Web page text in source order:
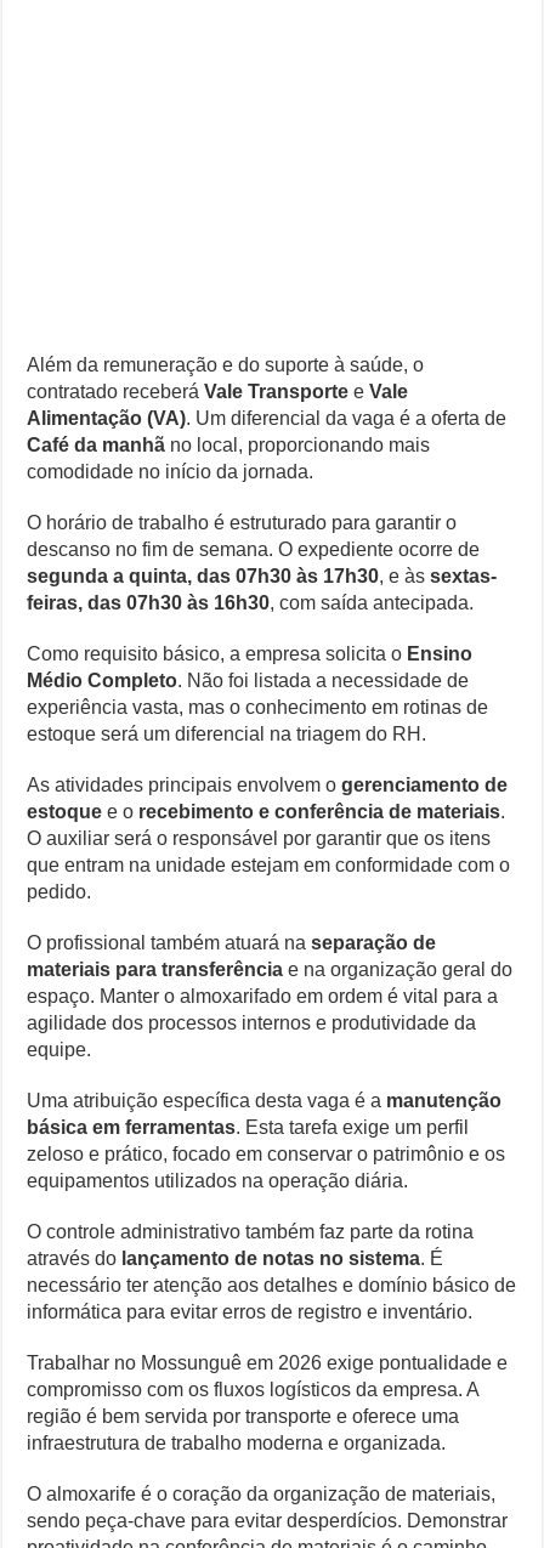
Além da remuneração e do suporte à saúde, o
contratado receberáVale Transporte eVale
Alimentação (VA). Um diferencial da vaga é a oferta de
Café da manhã no local, proporcionando mais
comodidade no início da jornada.
O horário de trabalho é estruturado para garantir o
descanso no fim de semana. O expediente ocorre de
segunda a quinta, das 07h30 às 17h30, e àssextas-
feiras, das 07h30 às 16h30, com saída antecipada.
Como requisito básico, a empresa solicita o Ensino
Médio Completo. Não foi listada a necessidade de
experiência vasta, mas o conhecimento em rotinas de
estoque será um diferencial na triagem do RH.
As atividades principais envolvem ogerenciamento de
estoque e o recebimento e conferência de materiais.
O auxiliar será o responsável por garantir que os itens
que entram na unidade estejam em conformidade com o
pedido.
O profissional também atuará naseparação de
materiais para transferência e na organização geral do
espaço. Manter o almoxarifado em ordem é vital para a
agilidade dos processos internos e produtividade da
equipe.
Uma atribuição específica desta vaga é a manutenção
básica em ferramentas. Esta tarefa exige um perfil
zeloso e prático, focado em conservar o patrimônio e os
equipamentos utilizados na operação diária.
O controle administrativo também faz parte da rotina
através do lançamento de notas no sistema. É
necessário ter atenção aos detalhes e domínio básico de
informática para evitar erros de registro e inventário.
Trabalhar no Mossunguê em 2026 exige pontualidade e
compromisso com os fluxos logísticos da empresa. A
região é bem servida por transporte e oferece uma
infraestrutura de trabalho moderna e organizada.
O almoxarife é o coração da organização de materiais,
sendo peça-chave para evitar desperdícios. Demonstrar